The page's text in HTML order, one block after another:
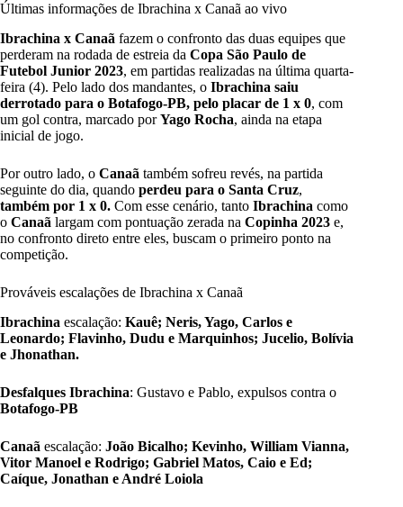
Últimas informações de Ibrachina x Canaã ao vivo
Ibrachina x Canaã fazem o confronto das duas equipes que
perderam na rodada de estreia da Copa São Paulo de
Futebol Junior 2023, em partidas realizadas na última quarta-
feira (4). Pelo lado dos mandantes, o Ibrachina saiu
derrotado para o Botafogo-PB, pelo placar de 1 x 0, com
um gol contra, marcado porYago Rocha, ainda na etapa
inicial de jogo.
Por outro lado, o Canaã também sofreu revés, na partida
seguinte do dia, quando perdeu para o Santa Cruz,
também por 1 x 0. Com esse cenário, tanto Ibrachina como
o Canaã largam com pontuação zerada na Copinha 2023 e,
no confronto direto entre eles, buscam o primeiro ponto na
competição.
Prováveis escalações de Ibrachina x Canaã
Ibrachina escalação: Kauê; Neris, Yago, Carlos e
Leonardo; Flavinho, Dudu e Marquinhos; Jucelio, Bolívia
e Jhonathan.
Desfalques Ibrachina: Gustavo e Pablo, expulsos contra o
Botafogo-PB
Canaã escalação: João Bicalho; Kevinho, William Vianna,
Vitor Manoel e Rodrigo; Gabriel Matos, Caio e Ed;
Caíque, Jonathan e André Loiola